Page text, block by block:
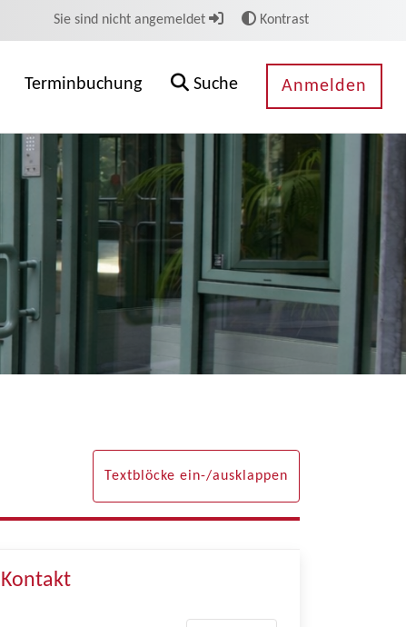
Sie sind nicht angemeldet Kontrast
Terminbuchung Suche Anmelden
Textblöcke ein-/ausklappen
Kontakt